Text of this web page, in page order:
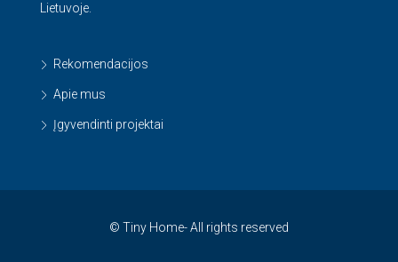
Lietuvoje.
Rekomendacijos
Apie mus
Įgyvendinti projektai
© Tiny Home- All rights reserved